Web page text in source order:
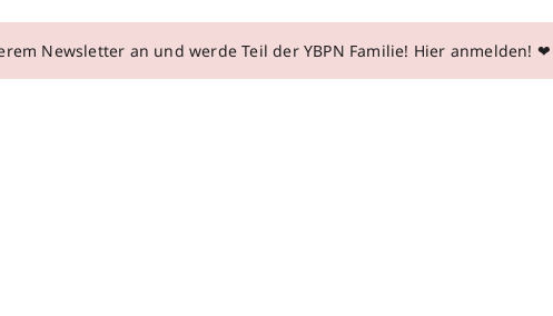
Newsletter an und werde Teil der YBPN Familie! Hier anmelden! ❤